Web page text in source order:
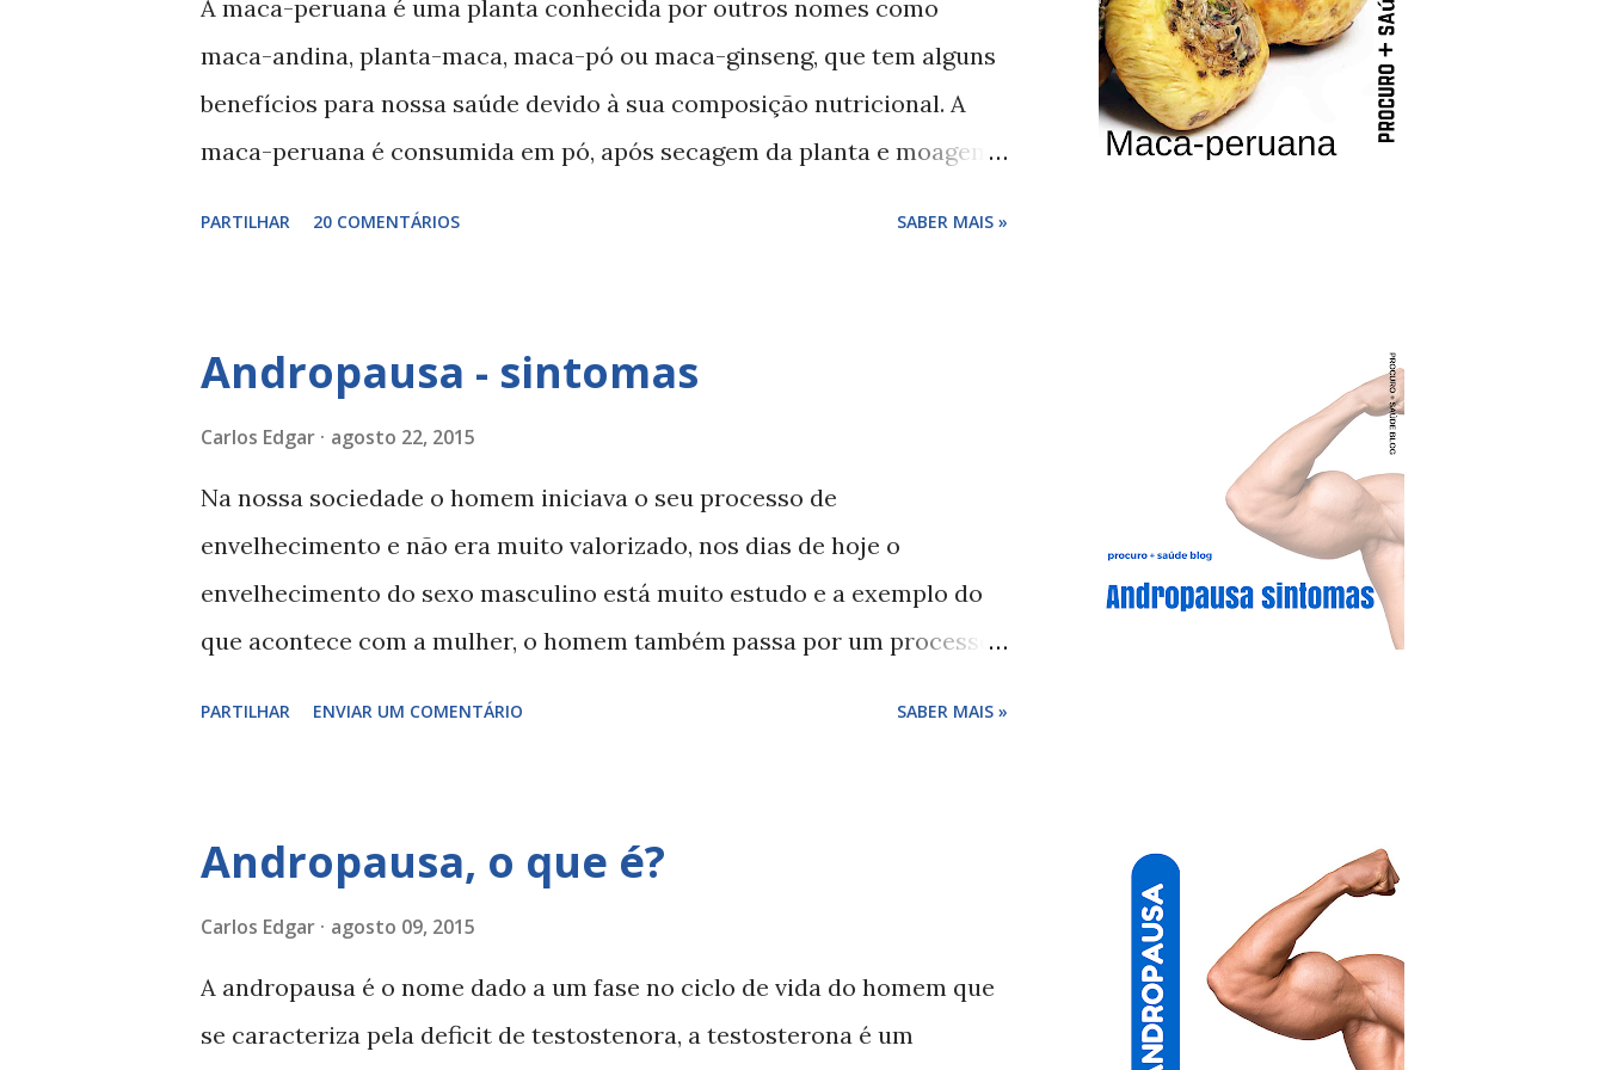
o álcool tem um efeito perverso em nosso corpo. 2) O consumo
excessivo pode causar dores de cabeça. 3) O uso de catuaba está
contra-indicado em grávidas, jovens com mesmo de 18 anos, e pessoas
A maca-peruana é uma planta conhecida por outros nomes como
maca-andina, planta-maca, maca-pó ou maca-ginseng, que tem alguns
benefícios para nossa saúde devido à sua composição nutricional. A
maca-peruana é consumida em pó, após secagem da planta e moagem
vitalidade Fontes bibliográficas plantasmedicinaisefitoterapia.com
procuromaissaude.com/disfunçaoerectil
PARTILHAR 20 COMENTÁRIOS SABER MAIS »
Andropausa - sintomas
Carlos Edgar agosto 22, 2015
Na nossa sociedade o homem iniciava o seu processo de
envelhecimento e não era muito valorizado, nos dias de hoje o
envelhecimento do sexo masculino está muito estudo e a exemplo do
que acontece com a mulher, o homem também passa por um processo
através de diversos sintomas e transformações que alteram o corpo e a
vida do homem com mais idade, descubra alguns sintomas da
andropausa : depressão , ansiedade , irritabilidade, dificuldade de
concentração, alterações na libido, disfunção eretil , infertilidade ,
PARTILHAR ENVIAR UM COMENTÁRIO SABER MAIS »
Andropausa, o que é?
Carlos Edgar agosto 09, 2015
A andropausa é o nome dado a um fase no ciclo de vida do homem que
se caracteriza pela deficit de testostenora, a testosterona é um